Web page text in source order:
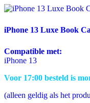
iPhone 13 Luxe Book
Compatible met:
iPhone 13
Voor 17:00 besteld is
(alleen geldig als het